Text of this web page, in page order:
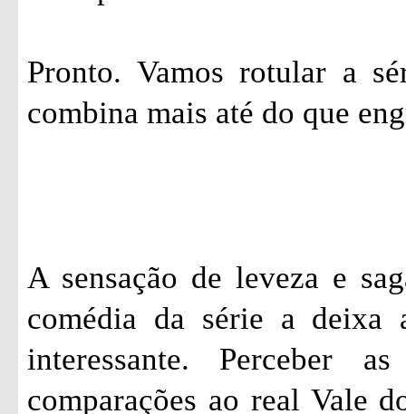
Pronto. Vamos rotular a
combina mais até do que
A sensação de leveza e
comédia da série a deixa
interessante. Perceber
comparações ao real Vale